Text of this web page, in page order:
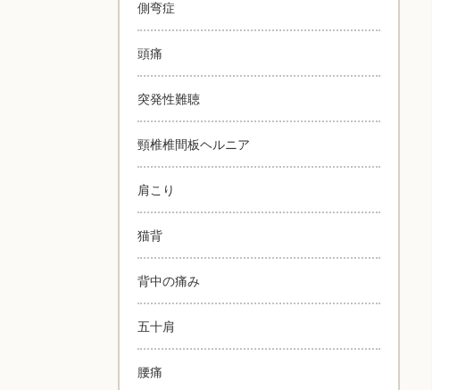
側弯症
頭痛
突発性難聴
頸椎椎間板ヘルニア
肩こり
猫背
背中の痛み
五十肩
腰痛